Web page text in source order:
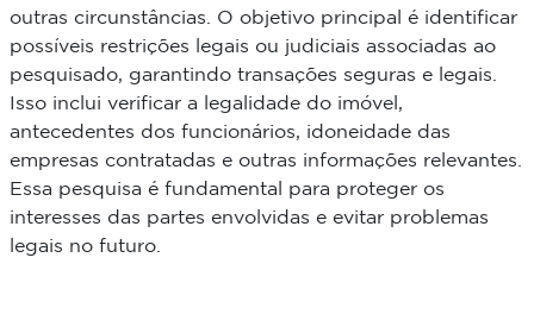
outras circunstâncias. O objetivo principal é identificar
possíveis restrições legais ou judiciais associadas ao
pesquisado, garantindo transações seguras e legais.
Isso inclui verificar a legalidade do imóvel,
antecedentes dos funcionários, idoneidade das
empresas contratadas e outras informações relevantes.
Essa pesquisa é fundamental para proteger os
interesses das partes envolvidas e evitar problemas
legais no futuro.